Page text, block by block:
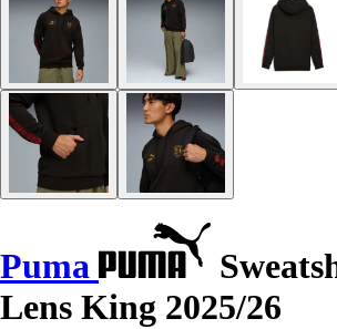
Puma
Lens King 2025/26